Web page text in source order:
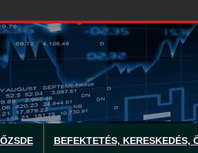
BEFEKTETÉS, KERESKEDÉS,